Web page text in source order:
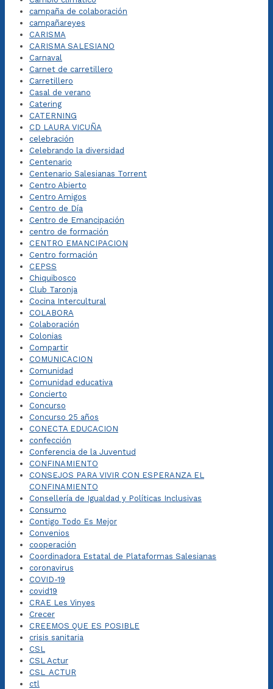
campaña de colaboración
campañareyes
CARISMA
CARISMA SALESIANO
Carnaval
Carnet de carretillero
Carretillero
Casal de verano
Catering
CATERNING
CD LAURA VICUÑA
celebración
Celebrando la diversidad
Centenario
Centenario Salesianas Torrent
Centro Abierto
Centro Amigos
Centro de Día
Centro de Emancipación
centro de formación
CENTRO EMANCIPACION
Centro formación
CEPSS
Chiquibosco
Club Taronja
Cocina Intercultural
COLABORA
Colaboración
Colonias
Compartir
COMUNICACION
Comunidad
Comunidad educativa
Concierto
Concurso
Concurso 25 años
CONECTA EDUCACION
confección
Conferencia de la Juventud
CONFINAMIENTO
CONSEJOS PARA VIVIR CON ESPERANZA EL
CONFINAMIENTO
Consellería de Igualdad y Políticas Inclusivas
Consumo
Contigo Todo Es Mejor
Convenios
cooperación
Coordinadora Estatal de Plataformas Salesianas
coronavirus
COVID-19
covid19
CRAE Les Vinyes
Crecer
CREEMOS QUE ES POSIBLE
crisis sanitaria
CSL
CSL Actur
CSL_ACTUR
ctl